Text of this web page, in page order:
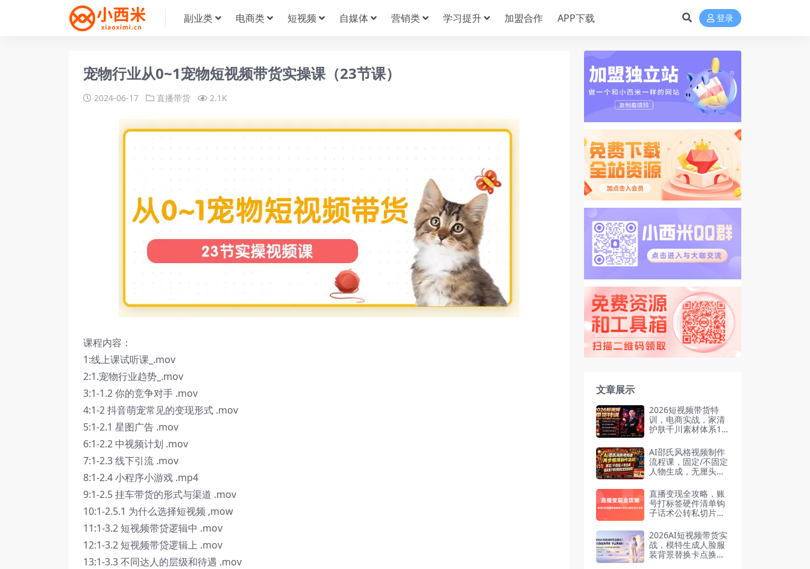
副业类 电商类 短视频 自媒体 营销类 学习提升 加盟合作 APP下载 登录
宠物行业从0~1宠物短视频带货实操课（23节课）
2024-06-17 直播带货 2.1K
课程内容：
1:线上课试听课_.mov
2:1.宠物行业趋势_.mov
3:1-1.2 你的竞争对手 .mov
4:1-2 抖音萌宠常见的变现形式 .mov
5:1-2.1 星图广告 .mov
6:1-2.2 中视频计划 .mov
7:1-2.3 线下引流 .mov
8:1-2.4 小程序小游戏 .mp4
9:1-2.5 挂车带货的形式与渠道 .mov
10:1-2.5.1 为什么选择短视频 ,mow
11:1-3.2 短视频带贷逻辑中 .mov
12:1-3.2 短视频带贷逻辑上 .mov
13:1-3.3 不同达人的层级和待遇 .mov
文章展示
2026短视频带货特
训，电商实战，家清
护肤千川素材体系13
AI邵氏风格视频制作
流程课，固定/不固定
人物生成，无厘头搞
全套实操
直播变现全攻略，账
号打标签硬件清单钩
子话术公转私切片分
2026AI短视频带货实
战，模特生成人脸服
装背景替换卡点换装